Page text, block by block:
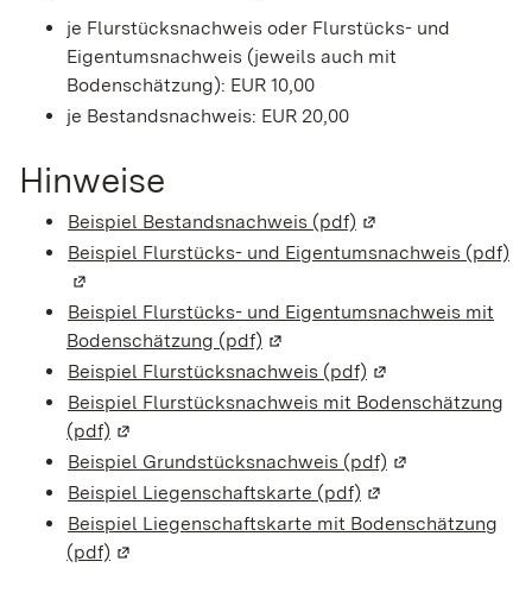
je Flurstücksnachweis oder Flurstücks- und
Eigentumsnachweis (jeweils auch mit
Bodenschätzung): EUR 10,00
je Bestandsnachweis: EUR 20,00
Hinweise
Beispiel Bestandsnachweis (pdf) (Wird in einem
Beispiel Flurstücks- und Eigentumsnachweis (pdf)
Beispiel Flurstücks- und Eigentumsnachweis mit
Bodenschätzung (pdf) (Wird in einem neuen
Beispiel Flurstücksnachweis (pdf) (Wird in einem
Beispiel Flurstücksnachweis mit Bodenschätzung
(pdf) (Wird in einem neuen Fenster geöffnet)
Beispiel Grundstücksnachweis (pdf) (Wird in einem
Beispiel Liegenschaftskarte (pdf) (Wird in einem
Beispiel Liegenschaftskarte mit Bodenschätzung
(pdf) (Wird in einem neuen Fenster geöffnet)